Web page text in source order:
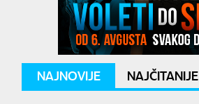
NAJNOVIJE NAJČITANIJE